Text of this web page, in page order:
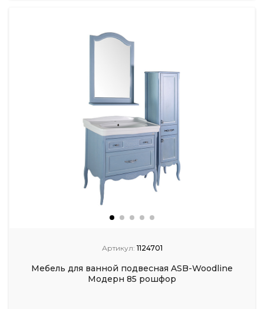
Артикул: 1124701
Мебель для ванной подвесная ASB-Woodline
Модерн 85 рошфор